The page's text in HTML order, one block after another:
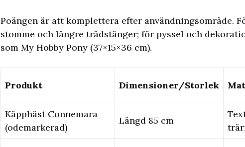
Poängen är att komplettera efter användningsområde.
stomme och längre trädstänger; för pyssel och
som My Hobby Pony (37×15×36 cm).
Produkt Dimensioner/Storlek
Käpphäst Connemara
(odemarkerad)
Längd 85 cm